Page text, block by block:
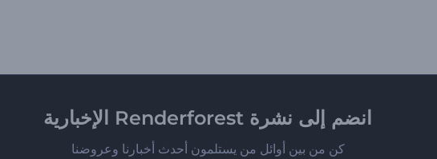
انضم إلى نشرة Renderforest الإخبارية
كن من بين أوائل من يستلمون أحدث أخبارنا وعروضنا